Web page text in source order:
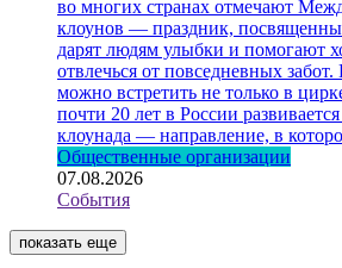
во многих странах отмечают
клоунов — праздник,
дарят людям улыбки и помогают
отвлечься от повседневных
можно встретить не только в
почти 20 лет в России
клоунада — направление, в
Общественные организации
07.08.2026
События
показать еще